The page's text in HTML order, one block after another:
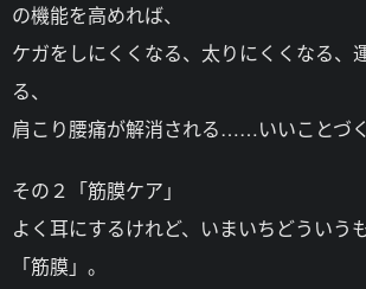
の機能を高めれば、
ケガをしにくくなる、太りにくくなる、
る、
肩こり腰痛が解消される……いいことづく
その２「筋膜ケア」
よく耳にするけれど、いまいちどういう
「筋膜」。